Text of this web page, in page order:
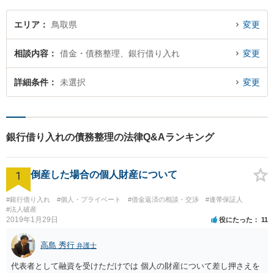
エリア 鳥取県 変更
相談内容 借金・債務整理、銀行借り入れ 変更
詳細条件 未選択 変更
銀行借り入れの債務整理の法律Q&Aランキング
1 倒産した場合の個人財産について
#銀行借り入れ #個人・プライベート #借金返済の相談・交渉
#連帯保証人
#法人破産
2019年1月29日 役にたった 11
高島 秀行 弁護士
代表者として融資を受けただけでは 個人の財産について差し押さえを